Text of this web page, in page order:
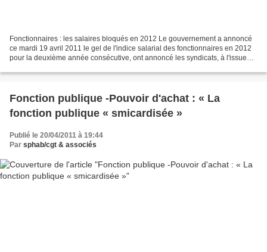
Fonctionnaires : les salaires bloqués en 2012 Le gouvernement a annoncé
ce mardi 19 avril 2011 le gel de l'indice salarial des fonctionnaires en 2012
pour la deuxième année consécutive, ont annoncé les syndicats, à l'issue
Fonction publique -Pouvoir d'achat : « La
fonction publique « smicardisée »
Publié le 20/04/2011 à 19:44
Par sphab/cgt & associés